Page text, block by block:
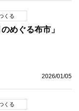
くる
めぐる布市」
2026/01/05
くる